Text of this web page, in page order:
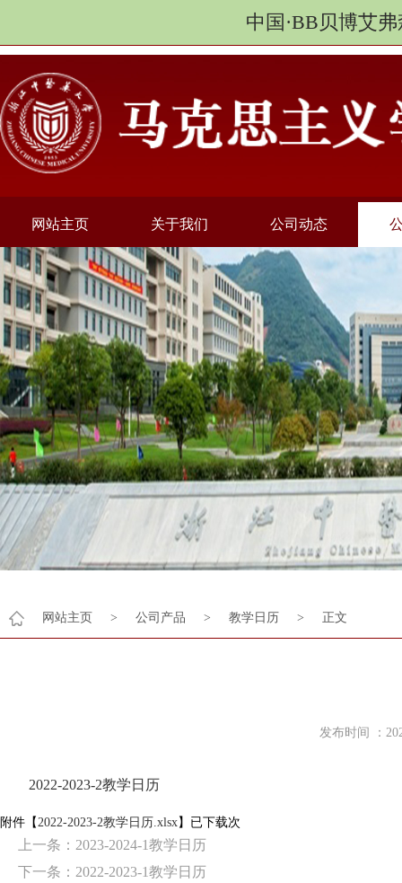
中国·BB贝博艾
网站主页 关于我们 公司动态
网站主页 > 公司产品 > 教学日历 > 正文
发布时间 ：
2022-2023-2教学日历
附件【2022-2023-2教学日历.xlsx】已下载次
上一条： 2023-2024-1教学日历
下一条： 2022-2023-1教学日历